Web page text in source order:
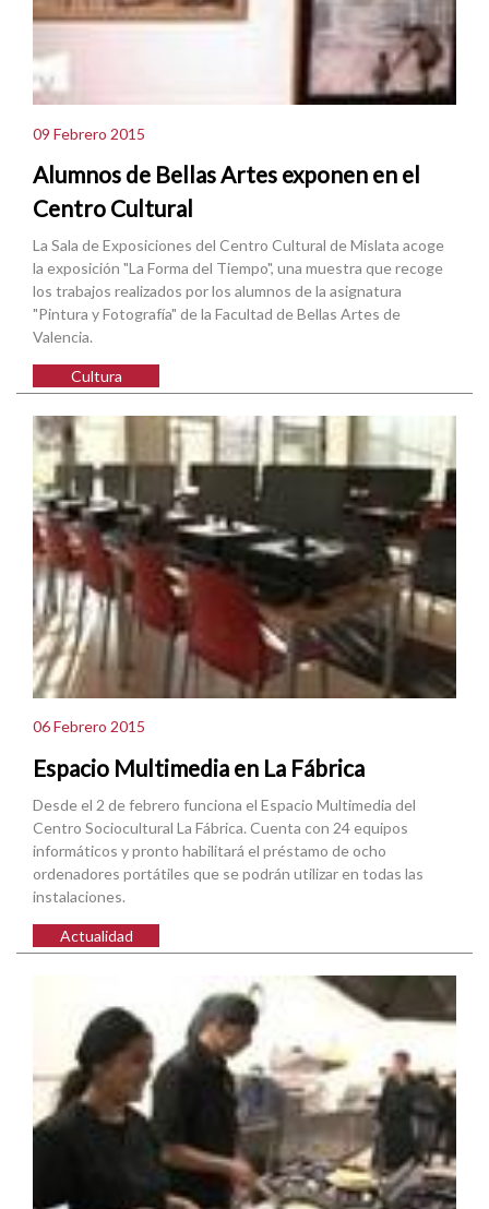
09 Febrero 2015
Alumnos de Bellas Artes exponen en el
Centro Cultural
La Sala de Exposiciones del Centro Cultural de Mislata acoge
la exposición "La Forma del Tiempo", una muestra que recoge
los trabajos realizados por los alumnos de la asignatura
"Pintura y Fotografía" de la Facultad de Bellas Artes de
Valencia.
Cultura
06 Febrero 2015
Espacio Multimedia en La Fábrica
Desde el 2 de febrero funciona el Espacio Multimedia del
Centro Sociocultural La Fábrica. Cuenta con 24 equipos
informáticos y pronto habilitará el préstamo de ocho
ordenadores portátiles que se podrán utilizar en todas las
instalaciones.
Actualidad